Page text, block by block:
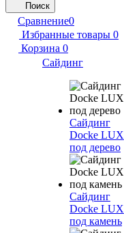
Поиск
Сравнение0
Избранные товары 0
Корзина 0
Сайдинг
Сайдинг
Docke LUX
под дерево
Сайдинг
Docke LUX
под камень